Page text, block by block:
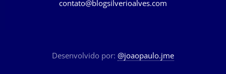
contato@blogsilverioalves.com
Desenvolvido por: @joaopaulo.jme